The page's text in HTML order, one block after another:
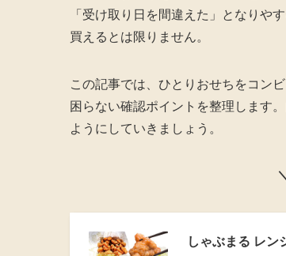
「受け取り日を間違えた」となりや
買えるとは限りません。
この記事では、ひとりおせちをコン
困らない確認ポイントを整理します
ようにしていきましょう。
しゃぶまる レン